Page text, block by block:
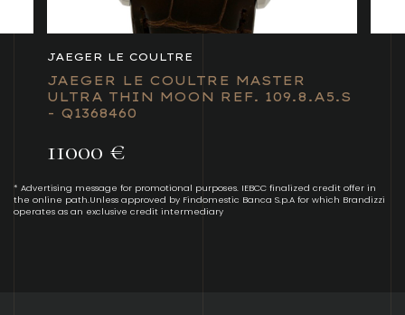
JAEGER LE COULTRE
JAEGER LE COULTRE MASTER
ULTRA THIN MOON REF. 109.8.A5.S
- Q1368460
11000 €
* Advertising message for promotional purposes. IEBCC finalized credit offer in
the online path.Unless approved by Findomestic Banca S.p.A for which Brandizzi
operates as an exclusive credit intermediary